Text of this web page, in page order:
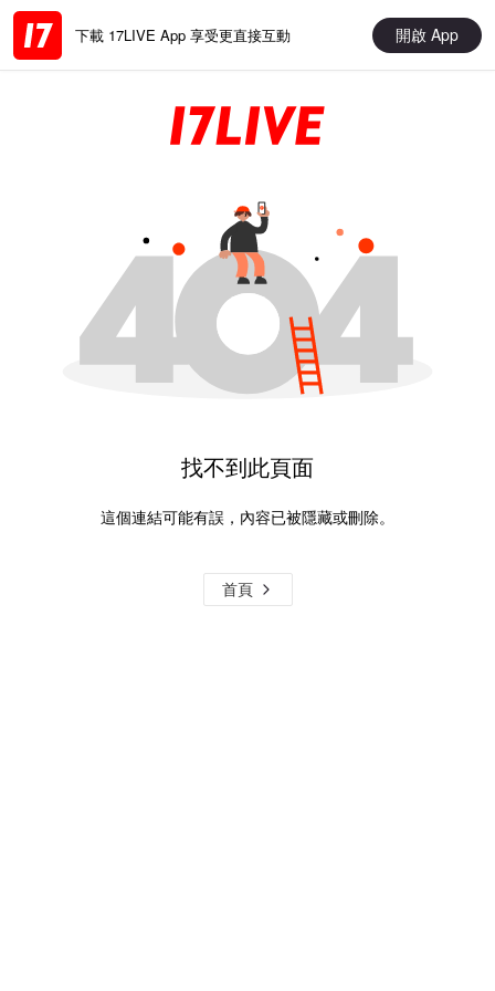
下載 17LIVE App 享受更直接互動 開啟 App
找不到此頁面
這個連結可能有誤，內容已被隱藏或刪除。
首頁